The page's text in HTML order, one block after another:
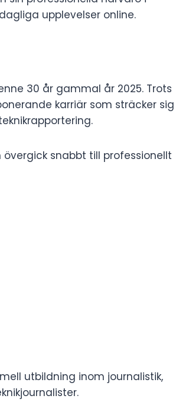
upplevelser online.
30 år gammal år 2025. Trots
karriär som sträcker sig
snabbt till professionellt
utbildning inom journalistik,